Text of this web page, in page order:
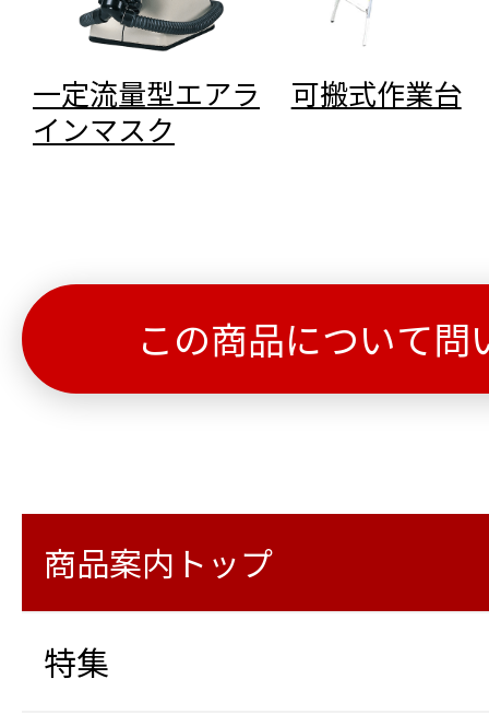
一定流量型エアラ
インマスク
可搬式作業台
この商品について問
商品案内トップ
特集